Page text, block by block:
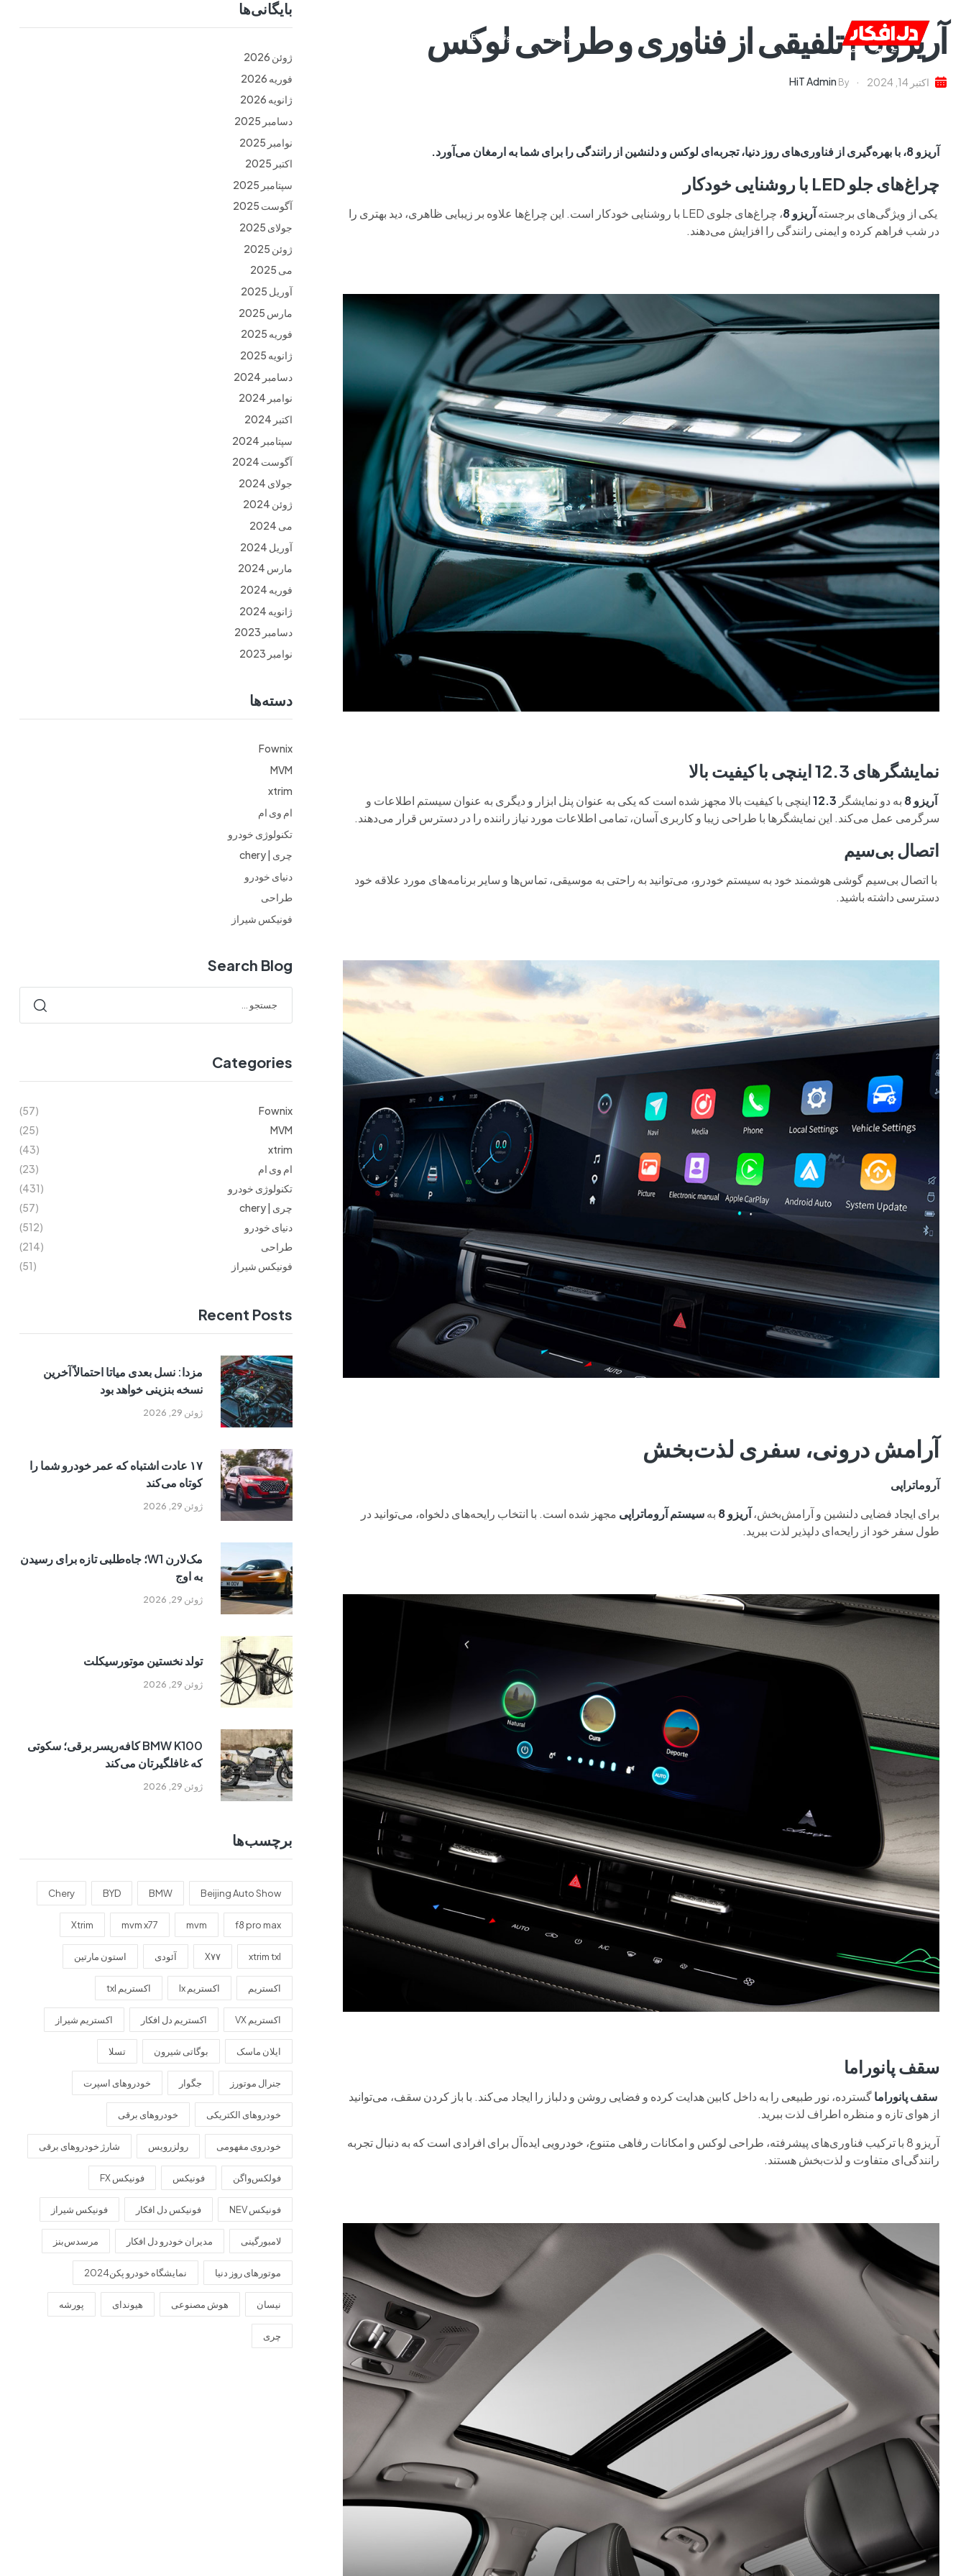
خانه ام وی ام فونیکس فونیکس NEV آریزو8 | تلفیقی از فناوری و طراحی لوکس
اکتبر 14, 2024 By
HiT Admin
آریزو 8، با بهره‌گیری از فناوری‌های روز دنیا، تجربه‌ای لوکس و دلنشین از رانندگی را برای شما به ارمغان می‌آورد.
چراغ‌های جلو LED با روشنایی خودکار
یکی از ویژگی‌های برجستهآریزو 8
، چراغ‌های جلوی LED با روشنایی خودکار است. این چراغ‌ها علاوه بر زیبایی ظاهری، دید بهتری را
در شب فراهم کرده و ایمنی رانندگی را افزایش می‌دهند.
نمایشگرهای 12.3 اینچی با کیفیت بالا
آریزو8 به دو نمایشگر 12.3اینچی با کیفیت بالا مجهز شده است که یکی به عنوان پنل ابزار و دیگری به عنوان سیستم اطلاعات و
سرگرمی عمل می‌کند. این نمایشگرها با طراحی زیبا و کاربری آسان، تمامی اطلاعات مورد نیاز راننده را در دسترس قرار می‌دهند.
اتصال بی‌سیم
با اتصال بی‌سیم گوشی هوشمند خود به سیستم خودرو، می‌توانید به راحتی به موسیقی، تماس‌ها و سایر برنامه‌های مورد علاقه خود
دسترسی داشته باشید.
آرامش درونی، سفری لذت‌بخش
آروماتراپی
برای ایجاد فضایی دلنشین و آرامش‌بخش،آریزو 8 بهسیستم آروماتراپی مجهز شده است. با انتخاب رایحه‌های دلخواه، می‌توانید در
طول سفر خود از رایحه‌ای دلپذیر لذت ببرید.
سقف پانوراما
سقف پانوراماگسترده، نور طبیعی را به داخل کابین هدایت کرده و فضایی روشن و دلباز را ایجاد می‌کند. با باز کردن سقف، می‌توانید
از هوای تازه و منظره اطراف لذت ببرید.
آریزو 8 با ترکیب فناوری‌های پیشرفته، طراحی لوکس و امکانات رفاهی متنوع، خودرویی ایده‌آل برای افرادی است که به دنبال تجربه
رانندگی‌ای متفاوت و لذت‌بخش هستند.
بایگانی‌ها
ژوئن 2026
فوریه 2026
ژانویه 2026
دسامبر 2025
نوامبر 2025
اکتبر 2025
سپتامبر 2025
آگوست 2025
جولای 2025
ژوئن 2025
می 2025
آوریل 2025
مارس 2025
فوریه 2025
ژانویه 2025
دسامبر 2024
نوامبر 2024
اکتبر 2024
سپتامبر 2024
آگوست 2024
جولای 2024
ژوئن 2024
می 2024
آوریل 2024
مارس 2024
فوریه 2024
ژانویه 2024
دسامبر 2023
نوامبر 2023
دسته‌ها
Fownix
MVM
xtrim
ام وی ام
تکنولوژی خودرو
چری | chery
دنیای خودرو
طراحی
فونیکس شیراز
Search Blog
Categories
Fownix
(57)
MVM
(25)
xtrim
(43)
ام وی ام
(23)
تکنولوژی خودرو
(431)
چری | chery
(57)
دنیای خودرو
(512)
طراحی
(214)
فونیکس شیراز
(51)
Recent Posts
ژوئن 29, 2026
مزدا: نسل بعدی میاتا احتمالاً آخرین
نسخه بنزینی خواهد بود
ژوئن 29, 2026
۱۷ عادت اشتباه که عمر خودرو شما را
کوتاه می‌کند
ژوئن 29, 2026
مک‌لارن W1؛ جاه‌طلبی تازه برای رسیدن
به اوج
ژوئن 29, 2026
تولد نخستین موتورسیکلت
ژوئن 29, 2026
BMW K100 کافه‌ریسر برقی؛ سکوتی
که غافلگیرتان می‌کند
برچسب‌ها
Beijing Auto Show
BMW
BYD
Chery
f8 pro max
mvm
mvm x77
Xtrim
xtrim txl X۷۷ آئودی استون مارتین
اکستریم اکستریم lx اکستریم txl
اکستریم VX اکستریم دل افکار اکستریم شیراز
ایلان ماسک بوگاتی شیرون تسلا
جنرال موتورز جگوار خودروهای اسپرت
خودروهای الکتریکی خودروهای برقی
خودروی مفهومی رولزرویس شارژ خودروهای برقی
فولکس‌واگن فونیکس فونیکس FX
فونیکس NEV فونیکس دل افکار فونیکس شیراز
لامبورگینی مدیران خودرو دل افکار مرسدس‌بنز
موتورهای روز دنیا نمایشگاه خودرو پکن2024
نیسان هوش مصنوعی هیوندای پورشه
چری